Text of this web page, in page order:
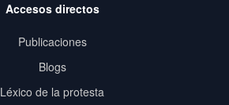
Accesos directos
Publicaciones
Blogs
Léxico de la protesta